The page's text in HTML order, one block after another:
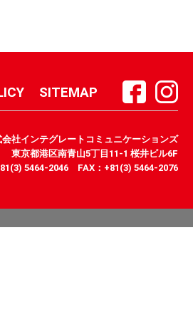
SITEMAP
会社インテグレートコミュニケーションズ
東京都港区南青山5丁目11-1 桜井ビル6F
5464-2046 FAX：+81(3) 5464-2076